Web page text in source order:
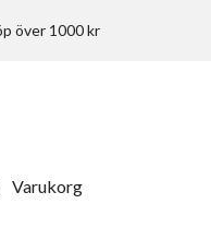
över 1000 kr
Varukorg